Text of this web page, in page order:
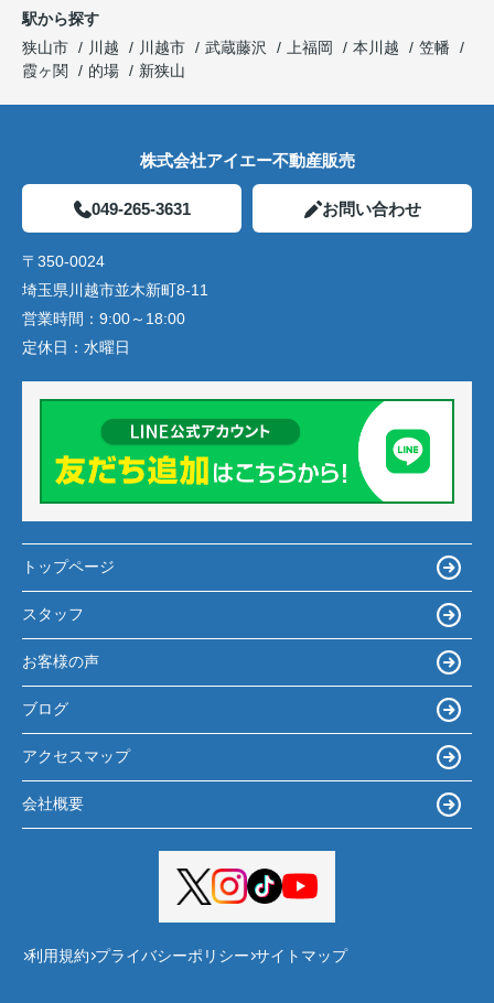
駅から探す
狭山市
川越 川越市 武蔵藤沢 上福岡 本川越
笠幡
霞ヶ関
的場 新狭山
株式会社アイエー不動産販売
049-265-3631 お問い合わせ
〒350-0024
埼玉県川越市並木新町8-11
営業時間： 9:00～18:00
定休日： 水曜日
トップページ
スタッフ
お客様の声
ブログ
アクセスマップ
会社概要
利用規約 プライバシーポリシー サイトマップ